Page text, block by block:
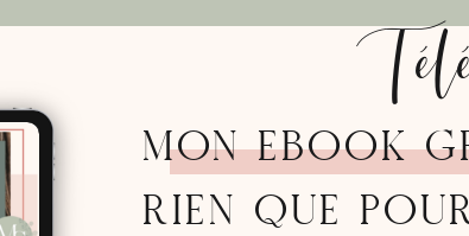
MON EBOOK
RIEN QUE